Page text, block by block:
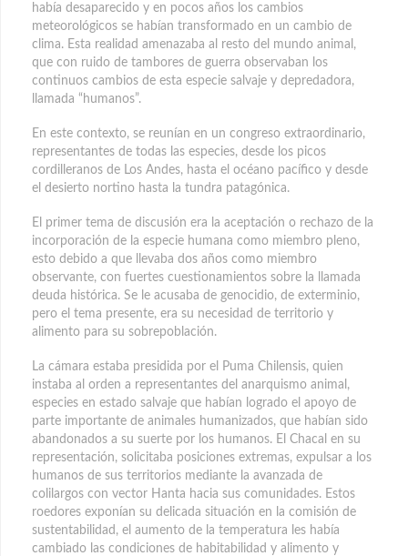
había desaparecido y en pocos años los cambios
meteorológicos se habían transformado en un cambio de
clima. Esta realidad amenazaba al resto del mundo animal,
que con ruido de tambores de guerra observaban los
continuos cambios de esta especie salvaje y depredadora,
llamada “humanos”.
En este contexto, se reunían en un congreso extraordinario,
representantes de todas las especies, desde los picos
cordilleranos de Los Andes, hasta el océano pacífico y desde
el desierto nortino hasta la tundra patagónica.
El primer tema de discusión era la aceptación o rechazo de la
incorporación de la especie humana como miembro pleno,
esto debido a que llevaba dos años como miembro
observante, con fuertes cuestionamientos sobre la llamada
deuda histórica. Se le acusaba de genocidio, de exterminio,
pero el tema presente, era su necesidad de territorio y
alimento para su sobrepoblación.
La cámara estaba presidida por el Puma Chilensis, quien
instaba al orden a representantes del anarquismo animal,
especies en estado salvaje que habían logrado el apoyo de
parte importante de animales humanizados, que habían sido
abandonados a su suerte por los humanos. El Chacal en su
representación, solicitaba posiciones extremas, expulsar a los
humanos de sus territorios mediante la avanzada de
colilargos con vector Hanta hacia sus comunidades. Estos
roedores exponían su delicada situación en la comisión de
sustentabilidad, el aumento de la temperatura les había
cambiado las condiciones de habitabilidad y alimento y